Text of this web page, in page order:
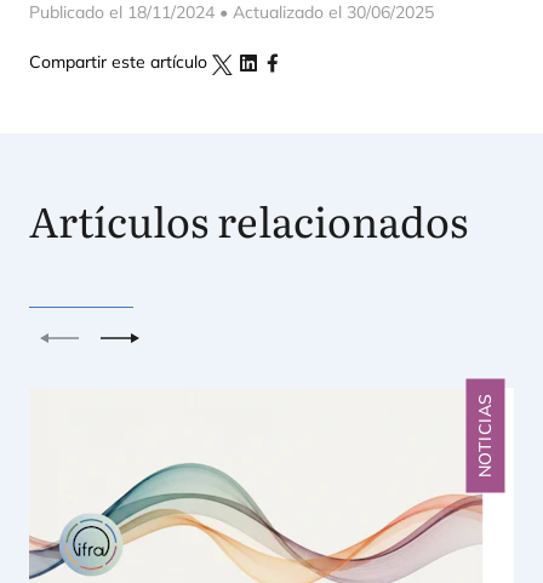
Publicado el 18/11/2024 • Actualizado el 30/06/2025
Compartir este artículo
Artículos relacionados
AnteriorSiguiente
NOTICIAS